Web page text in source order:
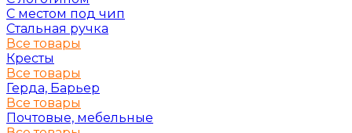
С местом под чип
Стальная ручка
Все товары
Кресты
Все товары
Герда, Барьер
Все товары
Почтовые, мебельные